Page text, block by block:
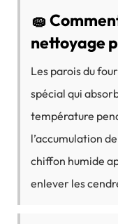
🧽
nettoyage
Les parois du
spécial qui
température
l’accumulation
chiffon humide
enlever les